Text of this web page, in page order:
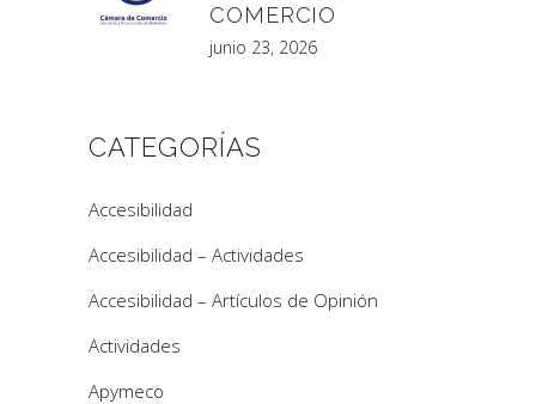
COMERCIO
junio 23, 2026
CATEGORÍAS
Accesibilidad
Accesibilidad – Actividades
Accesibilidad – Artículos de Opinión
Actividades
Apymeco